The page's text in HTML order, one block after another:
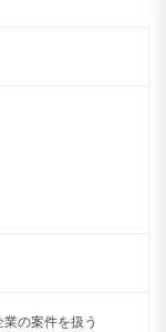
の案件を扱う